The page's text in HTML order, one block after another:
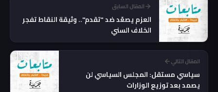
المقال السابق
العزم يصعّد ضد "تقدم".. وثيقة النقاط تفجر
الخلاف السني
المقال التالي
سياسي مستقل: المجلس السياسي لن
يصمد بعد توزيع الوزارات